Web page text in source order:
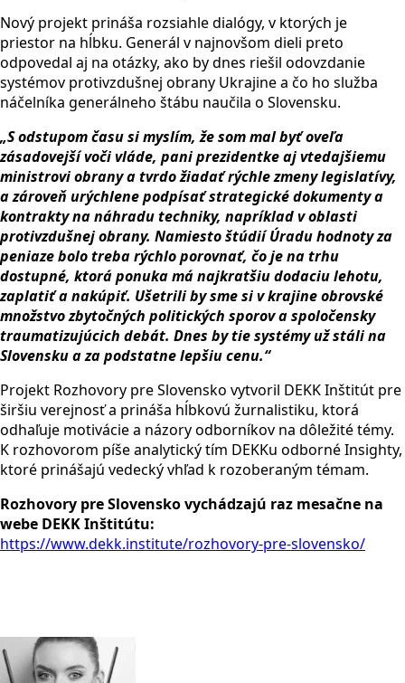
Nový projekt prináša rozsiahle dialógy, v ktorých je
priestor na hĺbku. Generál v najnovšom dieli preto
odpovedal aj na otázky, ako by dnes riešil odovzdanie
systémov protivzdušnej obrany Ukrajine a čo ho služba
náčelníka generálneho štábu naučila o Slovensku.
„S odstupom času si myslím, že som mal byť oveľa
zásadovejší voči vláde, pani prezidentke aj vtedajšiemu
ministrovi obrany a tvrdo žiadať rýchle zmeny legislatívy,
a zároveň urýchlene podpísať strategické dokumenty a
kontrakty na náhradu techniky, napríklad v oblasti
protivzdušnej obrany. Namiesto štúdií Úradu hodnoty za
peniaze bolo treba rýchlo porovnať, čo je na trhu
dostupné, ktorá ponuka má najkratšiu dodaciu lehotu,
zaplatiť a nakúpiť. Ušetrili by sme si v krajine obrovské
množstvo zbytočných politických sporov a spoločensky
traumatizujúcich debát. Dnes by tie systémy už stáli na
Slovensku a za podstatne lepšiu cenu.“
Projekt Rozhovory pre Slovensko vytvoril DEKK Inštitút pre
širšiu verejnosť a prináša hĺbkovú žurnalistiku, ktorá
odhaľuje motivácie a názory odborníkov na dôležité témy.
K rozhovorom píše analytický tím DEKKu odborné Insighty,
ktoré prinášajú vedecký vhľad k rozoberaným témam.
Rozhovory pre Slovensko vychádzajú raz mesačne na
webe DEKK Inštitútu:
https://www.dekk.institute/rozhovory-pre-slovensko/